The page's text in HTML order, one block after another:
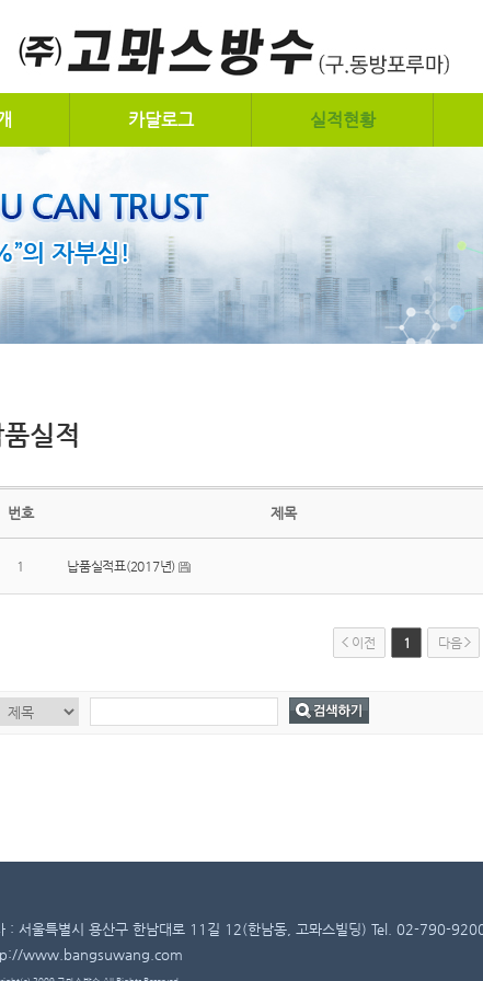
카달로그 실적현황
품실적
번호 제목
1 납품실적표(2017년)
이전 1 다음
: 서울특별시 용산구 한남대로 11길 12(한남동, 고뫄스빌딩) Tel. 02-790-
www.bangsuwang.com